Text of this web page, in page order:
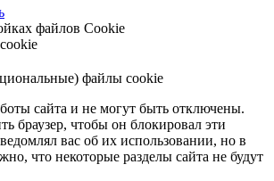
файлов Cookie
файлы cookie
сайта и не могут быть отключены.
браузер, чтобы он блокировал эти
вас об их использовании, но в
что некоторые разделы сайта не будут